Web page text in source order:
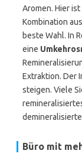
Aromen. Hier
Kombination
beste Wahl. In
eine
Extraktion. Der
steigen. Viele
Büro mit